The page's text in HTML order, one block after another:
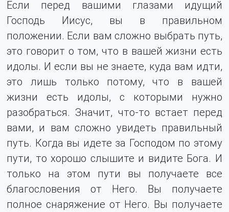
Если перед вашими глазами идущий
Господь Иисус, вы в правильном
положении. Если вам сложно выбрать путь,
это говорит о том, что в вашей жизни есть
идолы. И если вы не знаете, куда вам идти,
это лишь только потому, что в вашей
жизни есть идолы, с которыми нужно
разобраться. Значит, что-то встает перед
вами, и вам сложно увидеть правильный
путь. Когда вы идете за Господом по этому
пути, то хорошо слышите и видите Бога. И
только на этом пути вы получаете все
благословения от Него. Вы получаете
полное снаряжение от Него. Вы получаете